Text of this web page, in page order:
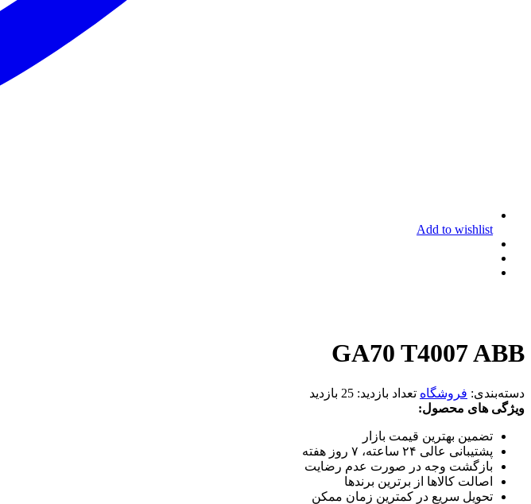
Add to wishlist
GA70 T4007 ABB
دسته‌بندی: فروشگاه تعداد بازدید: 25 بازدید
ویژگی های محصول:
تضمین بهترین قیمت بازار
پشتیبانی عالی ۲۴ ساعته، ۷ روز هفته
بازگشت وجه در صورت عدم رضایت
اصالت کالاها از برترین برندها
تحویل سریع در کمترین زمان ممکن